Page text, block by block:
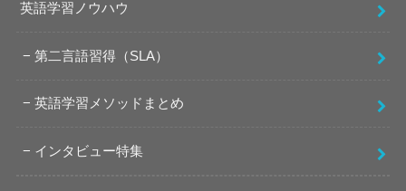
英語学習ノウハウ
第二言語習得（SLA）
英語学習メソッドまとめ
インタビュー特集